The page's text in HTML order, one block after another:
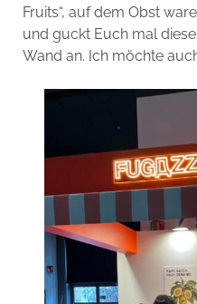
Fruits“, auf dem Obst
und guckt Euch mal
Wand an. Ich möchte